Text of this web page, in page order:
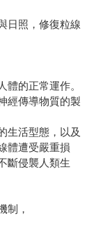
日照，修復粒線
的正常運作。
經傳導物質的製
生活型態，以及
體遭受嚴重損
斷侵襲人類生
制，